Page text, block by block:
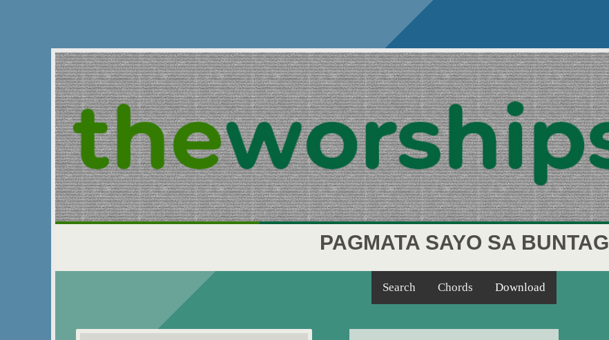
PAGMATA SAYO SA BUNTAG
Search Chords Download